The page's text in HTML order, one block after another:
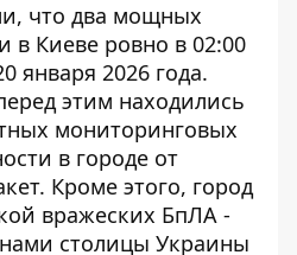
что два мощных
в Киеве ровно в 02:00
января 2026 года.
этим находились
мониторинговых
в городе от
Кроме этого, город
вражеских БпЛА -
столицы Украины